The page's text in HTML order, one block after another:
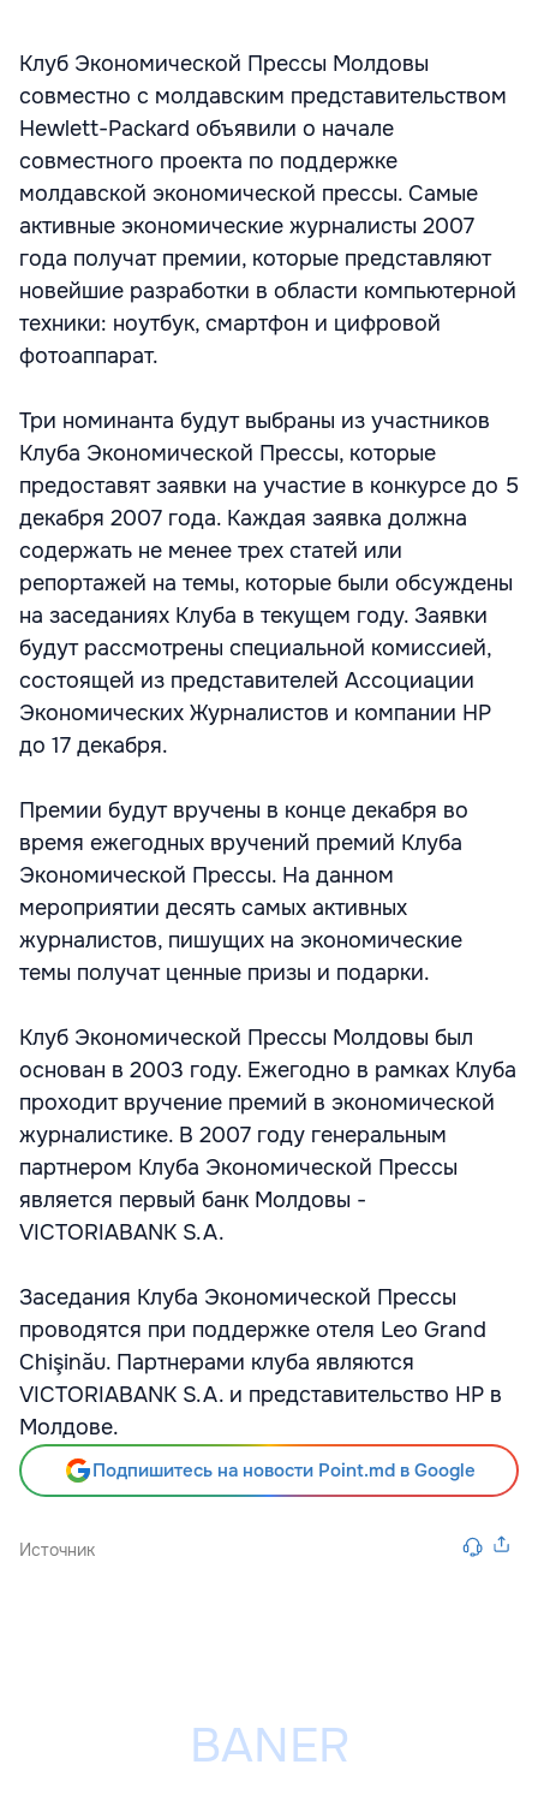
Клуб Экономической Прессы Молдовы
совместно с молдавским представительством
Hewlett-Packard объявили о начале
совместного проекта по поддержке
молдавской экономической прессы. Самые
активные экономические журналисты 2007
года получат премии, которые представляют
новейшие разработки в области компьютерной
техники: ноутбук, смартфон и цифровой
фотоаппарат.
Три номинанта будут выбраны из участников
Клуба Экономической Прессы, которые
предоставят заявки на участие в конкурсе до 5
декабря 2007 года. Каждая заявка должна
содержать не менее трех статей или
репортажей на темы, которые были обсуждены
на заседаниях Клуба в текущем году. Заявки
будут рассмотрены специальной комиссией,
состоящей из представителей Ассоциации
Экономических Журналистов и компании HP
до 17 декабря.
Премии будут вручены в конце декабря во
время ежегодных вручений премий Клуба
Экономической Прессы. На данном
мероприятии десять самых активных
журналистов, пишущих на экономические
темы получат ценные призы и подарки.
Клуб Экономической Прессы Молдовы был
основан в 2003 году. Ежегодно в рамках Клуба
проходит вручение премий в экономической
журналистике. В 2007 году генеральным
партнером Клуба Экономической Прессы
является первый банк Молдовы -
VICTORIABANK S.A.
Заседания Клуба Экономической Прессы
проводятся при поддержке отеля Leo Grand
Chişinău. Партнерами клуба являются
VICTORIABANK S.A. и представительство HP в
Молдове.
Подпишитесь на новости Point.md в Google
Источник